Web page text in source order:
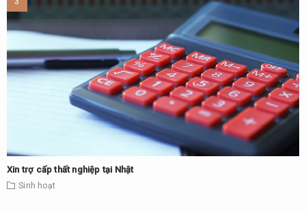
Xin trợ cấp thất nghiệp tại Nhật
Sinh hoạt